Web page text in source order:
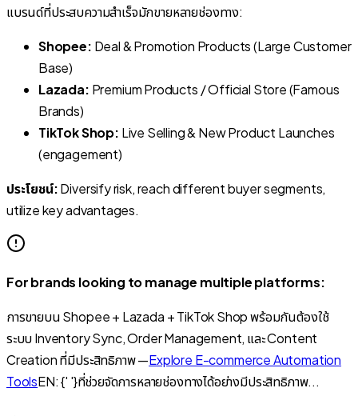
แบรนด์ที่ประสบความสำเร็จมักขายหลายช่องทาง:
Shopee: Deal & Promotion Products (Large Customer
Base)
Lazada: Premium Products / Official Store (Famous
Brands)
TikTok Shop: Live Selling & New Product Launches
(engagement)
ประโยชน์:Diversify risk, reach different buyer segments,
utilize key advantages.
For brands looking to manage multiple platforms:
การขายบน Shopee + Lazada + TikTok Shop พร้อมกันต้องใช้
ระบบ Inventory Sync, Order Management, และ Content
Creation ที่มีประสิทธิภาพ —Explore E-commerce Automation
ToolsEN: {' '}ที่ช่วยจัดการหลายช่องทางได้อย่างมีประสิทธิภาพ...